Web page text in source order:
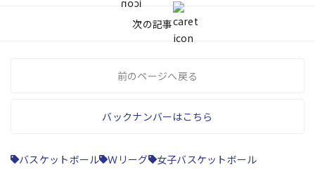
次の記事
前のページへ戻る
バックナンバーはこちら
バスケットボール Ｗリーグ 女子バスケットボール